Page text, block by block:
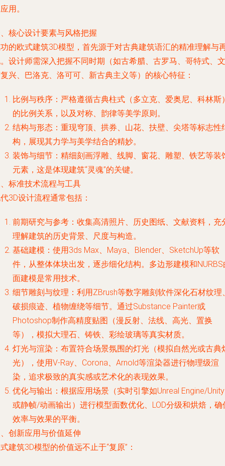
用。
核心设计要素与风格把握
的欧式建筑3D模型，首先源于对古典建筑语汇的精准理解与
设计师需深入把握不同时期（如古希腊、古罗马、哥特式、文
兴、巴洛克、洛可可、新古典主义等）的核心特征：
比例与秩序 ：严格遵循古典柱式（多立克、爱奥尼、科林斯
的比例关系，以及对称、韵律等美学原则。
结构与形态 ：重现穹顶、拱券、山花、扶壁、尖塔等标志性
构，展现其力学与美学结合的精妙。
装饰与细节 ：精细刻画浮雕、线脚、窗花、雕塑、铁艺等装
元素，这是体现建筑“灵魂”的关键。
标准技术流程与工具
3D设计流程通常包括：
前期研究与参考 ：收集高清照片、历史图纸、文献资料，充
理解建筑的历史背景、尺度与构造。
基础建模 ：使用3ds Max、Maya、Blender、SketchUp等软
件，从整体体块出发，逐步细化结构。多边形建模和NURBS
面建模是常用技术。
细节雕刻与纹理 ：利用ZBrush等数字雕刻软件深化石材纹理
破损痕迹、植物缠绕等细节。通过Substance Painter或
Photoshop制作高精度贴图（漫反射、法线、高光、置换
等），模拟大理石、铸铁、彩绘玻璃等真实材质。
灯光与渲染 ：布置符合场景氛围的灯光（模拟自然光或古典
光），使用V-Ray、Corona、Arnold等渲染器进行物理级渲
染，追求极致的真实感或艺术化的表现效果。
优化与输出 ：根据应用场景（实时引擎如Unreal Engine/
或静帧/动画输出）进行模型面数优化、LOD分级和烘焙，确
效率与效果的平衡。
创新应用与价值延伸
建筑3D模型的价值远不止于“复原”：